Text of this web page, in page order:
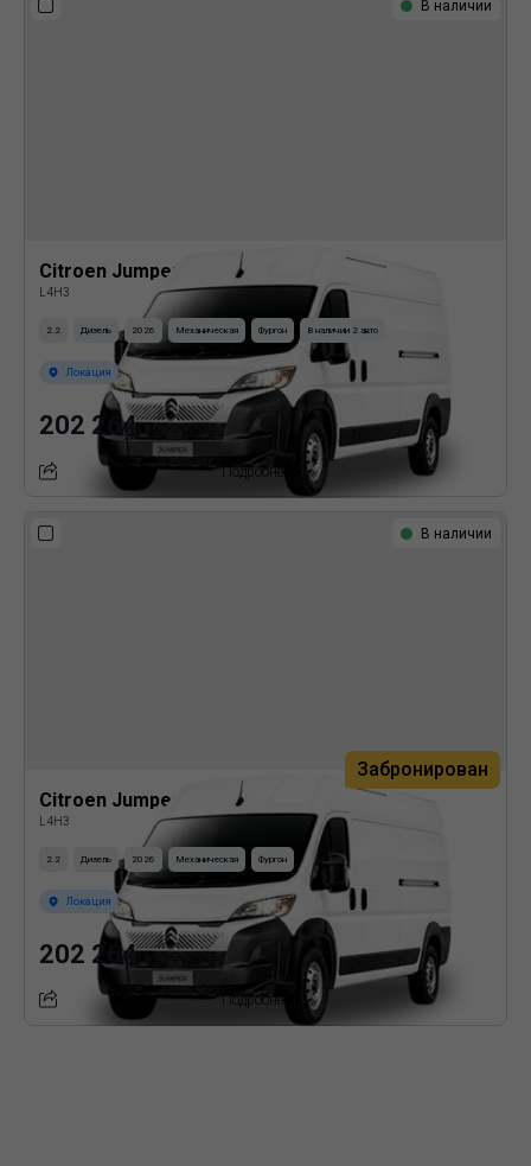
В наличии
Citroen Jumper
L4H3
2.2 Дизель 2026 Механическая Фургон В наличии 2 авто
Локация
202 264
Подробнее
В наличии
Забронирован
Citroen Jumper
L4H3
2.2 Дизель 2026 Механическая Фургон
Локация
202 264
Подробнее